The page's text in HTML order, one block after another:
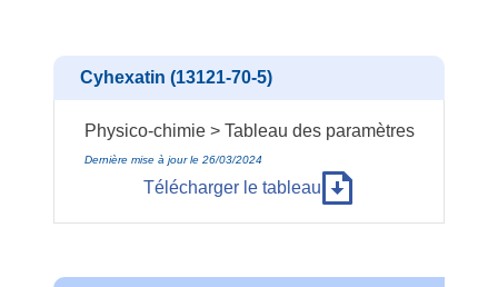
Cyhexatin (13121-70-5)
Physico-chimie > Tableau des paramètres
Dernière mise à jour le 26/03/2024
Télécharger le tableau